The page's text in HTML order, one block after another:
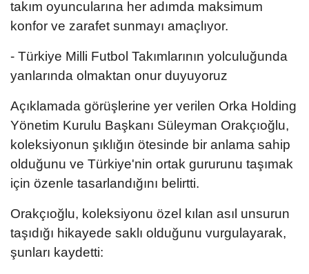
takım oyuncularına her adımda maksimum
konfor ve zarafet sunmayı amaçlıyor.
- Türkiye Milli Futbol Takımlarının yolculuğunda
yanlarında olmaktan onur duyuyoruz
Açıklamada görüşlerine yer verilen Orka Holding
Yönetim Kurulu Başkanı Süleyman Orakçıoğlu,
koleksiyonun şıklığın ötesinde bir anlama sahip
olduğunu ve Türkiye'nin ortak gururunu taşımak
için özenle tasarlandığını belirtti.
Orakçıoğlu, koleksiyonu özel kılan asıl unsurun
taşıdığı hikayede saklı olduğunu vurgulayarak,
şunları kaydetti: